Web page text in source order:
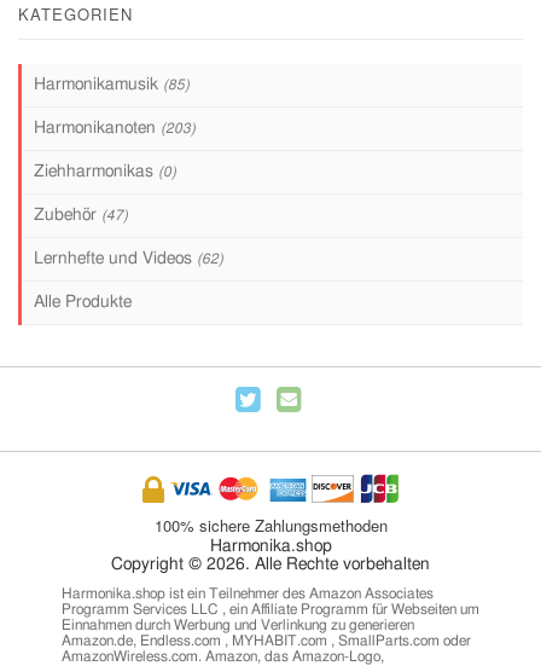
KATEGORIEN
Harmonikamusik (85)
Harmonikanoten (203)
Ziehharmonikas (0)
Zubehör (47)
Lernhefte und Videos (62)
Alle Produkte
100% sichere Zahlungsmethoden
Harmonika.shop
Copyright © 2026. Alle Rechte vorbehalten
Harmonika.shop ist ein Teilnehmer des Amazon Associates
Programm Services LLC , ein Affiliate Programm für Webseiten um
Einnahmen durch Werbung und Verlinkung zu generieren
Amazon.de, Endless.com , MYHABIT.com , SmallParts.com oder
AmazonWireless.com. Amazon, das Amazon-Logo,